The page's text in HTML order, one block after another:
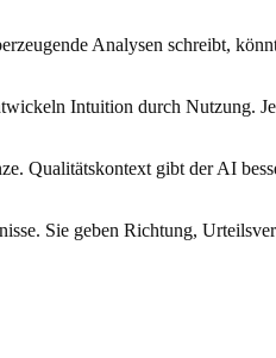
Analysen schreibt,
Intuition durch Nutzung.
Qualitätskontext gibt der AI
Sie geben Richtung,